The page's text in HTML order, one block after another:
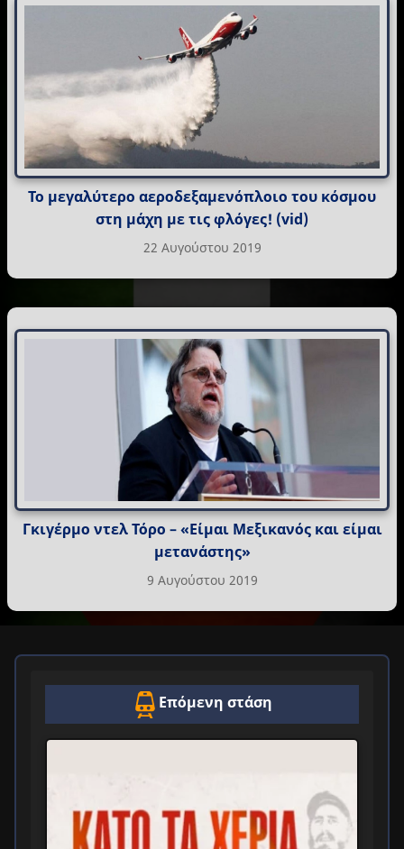
Το μεγαλύτερο αεροδεξαμενόπλοιο του κόσμου
στη μάχη με τις φλόγες! (vid)
22 Αυγούστου 2019
Γκιγέρμο ντελ Τόρο – «Είμαι Μεξικανός και είμαι
μετανάστης»
9 Αυγούστου 2019
Επόμενη στάση